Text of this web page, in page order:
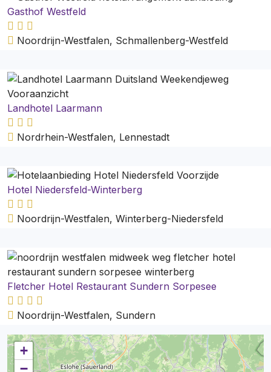
Gasthof Westfeld
Noordrijn-Westfalen, Schmallenberg-Westfeld
Landhotel Laarmann
Nordrhein-Westfalen, Lennestadt
Hotel Niedersfeld-Winterberg
Noordrijn-Westfalen, Winterberg-Niedersfeld
Fletcher Hotel Restaurant Sundern Sorpesee
Noordrijn-Westfalen, Sundern
+
−